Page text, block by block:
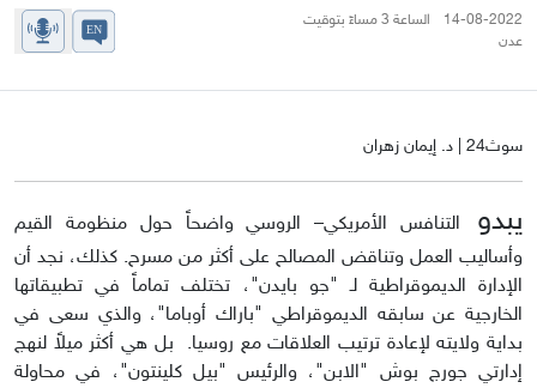
14-08-2022 الساعة 3 مساءً بتوقيت
عدن
سوث24 | د. إيمان زهران
يبدو
التنافس الأمريكي– الروسي واضحاً حول منظومة القيم
وأساليب العمل وتناقض المصالح على أكثر من مسرح. كذلك، نجد أن
الإدارة الديموقراطية لـ "جو بايدن"، تختلف تماماً في تطبيقاتها
الخارجية عن سابقه الديموقراطي "باراك أوباما"، والذي سعى في
بداية ولايته لإعادة ترتيب العلاقات مع روسيا. بل هي أكثر ميلاً لنهج
إدارتي جورج بوش "الابن"، والرئيس "بيل كلينتون"، في محاولة